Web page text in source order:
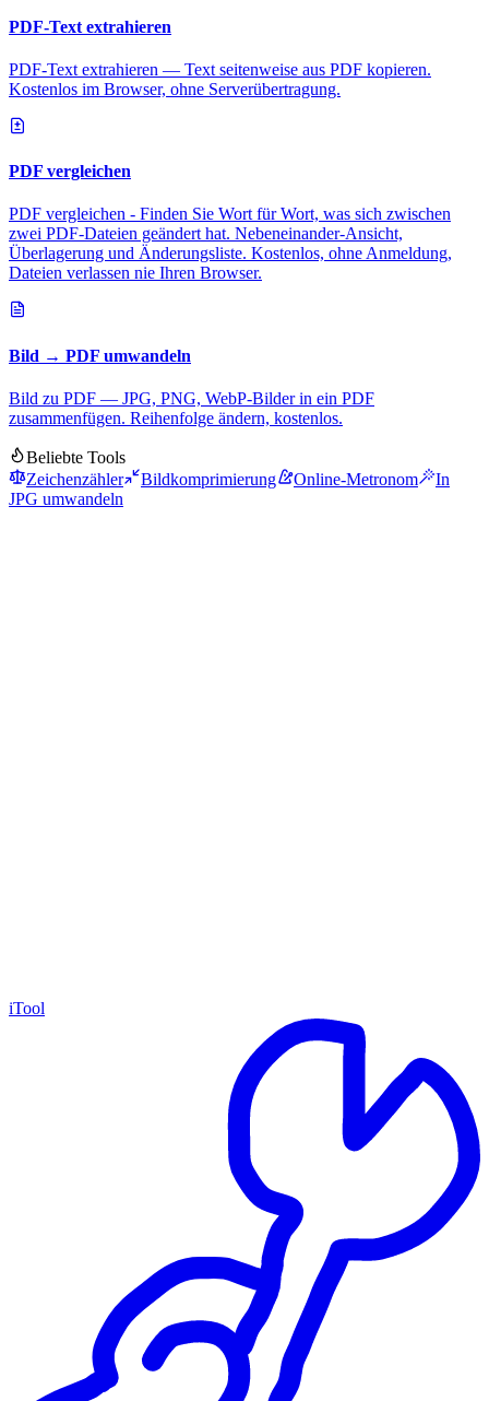
PDF-Text extrahieren
PDF-Text extrahieren — Text seitenweise aus PDF kopieren.
Kostenlos im Browser, ohne Serverübertragung.
PDF vergleichen
PDF vergleichen - Finden Sie Wort für Wort, was sich zwischen
zwei PDF-Dateien geändert hat. Nebeneinander-Ansicht,
Überlagerung und Änderungsliste. Kostenlos, ohne Anmeldung,
Dateien verlassen nie Ihren Browser.
Bild → PDF umwandeln
Bild zu PDF — JPG, PNG, WebP-Bilder in ein PDF
zusammenfügen. Reihenfolge ändern, kostenlos.
Beliebte Tools
Zeichenzähler
Bildkomprimierung Online-Metronom
In
JPG umwandeln
iTool